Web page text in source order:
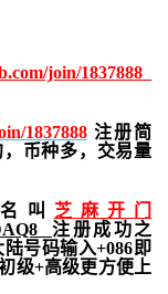
join/1837888
1837888注册简
币种多，交易量
叫 芝麻开门
注册成功之
号码输入+086即
级+高级更方便上